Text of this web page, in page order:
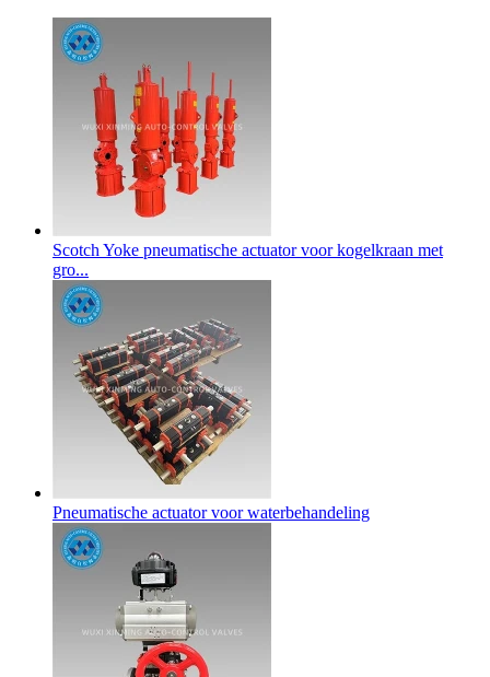
Scotch Yoke pneumatische actuator voor kogelkraan met
gro...
Pneumatische actuator voor waterbehandeling